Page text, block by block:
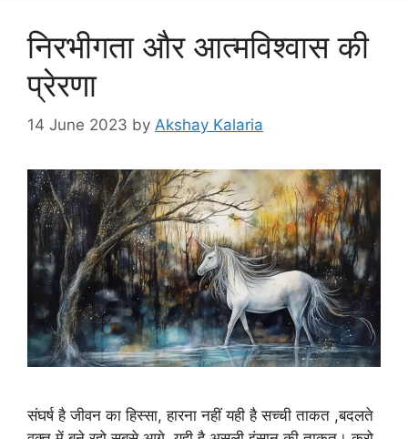
निरभीगता और आत्मविश्वास की
प्रेरणा
14 June 2023 by Akshay Kalaria
संघर्ष है जीवन का हिस्सा, हारना नहीं यही है सच्ची ताकत ,बदलते